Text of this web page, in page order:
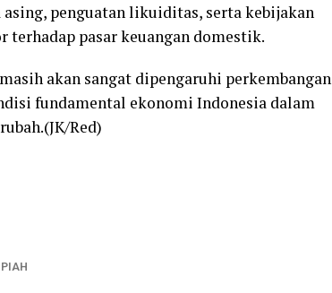
penguatan likuiditas, serta kebijakan
terhadap pasar keuangan domestik.
akan sangat dipengaruhi perkembangan
fundamental ekonomi Indonesia dalam
Red)